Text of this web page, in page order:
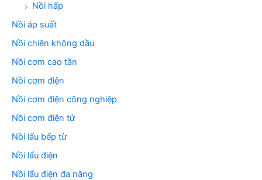
Nồi hấp
Nồi áp suất
Nồi chiên không dầu
Nồi cơm cao tần
Nồi cơm điện
Nồi cơm điện công nghiệp
Nồi cơm điện tử
Nồi lẩu bếp từ
Nồi lẩu điện
Nồi lẩu điện đa năng